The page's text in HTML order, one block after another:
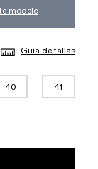
modelo
Guía de tallas
40 41